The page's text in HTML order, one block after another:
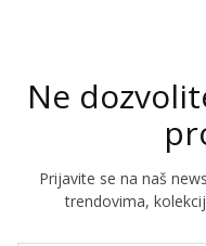
Ne
Prijavite se na naš
trendovima,